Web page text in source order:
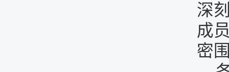
深
成
密